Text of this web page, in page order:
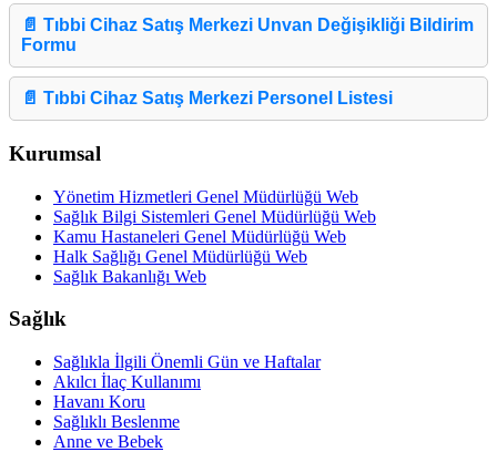
📄 Tıbbi Cihaz Satış Merkezi Unvan Değişikliği Bildirim
Formu
📄 Tıbbi Cihaz Satış Merkezi Personel Listesi
Kurumsal
Yönetim Hizmetleri Genel Müdürlüğü Web
Sağlık Bilgi Sistemleri Genel Müdürlüğü Web
Kamu Hastaneleri Genel Müdürlüğü Web
Halk Sağlığı Genel Müdürlüğü Web
Sağlık Bakanlığı Web
Sağlık
Sağlıkla İlgili Önemli Gün ve Haftalar
Akılcı İlaç Kullanımı
Havanı Koru
Sağlıklı Beslenme
Anne ve Bebek